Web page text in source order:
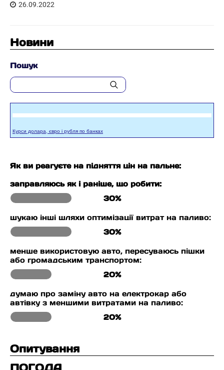
26.09.2022
Новини
Пошук
Курси долара, євро і рубля по банках
Як ви реагуєте на підняття цін на пальне:
заправляюсь як і раніше, що робити:
30%
шукаю інші шляхи оптимізації витрат на паливо:
30%
менше використовую авто, пересуваюсь пішки
або громадським транспортом:
20%
думаю про заміну авто на електрокар або
автівку з меншими витратами на паливо:
20%
Опитування